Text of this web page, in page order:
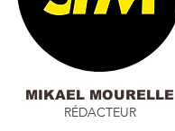
MIKAEL MOURELLE
RÉDACTEUR